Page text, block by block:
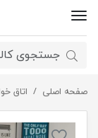
صفحه اصلی اتاق
سرویس کمد و تخت